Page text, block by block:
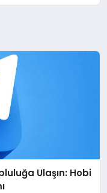
Ulaşın: Hobi